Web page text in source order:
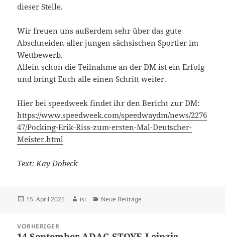
dieser Stelle.
Wir freuen uns außerdem sehr über das gute
Abschneiden aller jungen sächsischen Sportler im
Wettbewerb.
Allein schon die Teilnahme an der DM ist ein Erfolg
und bringt Euch alle einen Schritt weiter.
Hier bei speedweek findet ihr den Bericht zur DM:
https://www.speedweek.com/speedwaydm/news/2276
47/Pocking-Erik-Riss-zum-ersten-Mal-Deutscher-
Meister.html
Text: Kay Dobeck
Veröffentlicht
15. April 2025 Autor
isi Kategorien
Neue Beiträge
VORHERIGER